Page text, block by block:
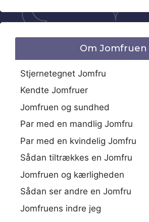
Om Jomfruen
Stjernetegnet Jomfru
Kendte Jomfruer
Jomfruen og sundhed
Par med en mandlig Jomfru
Par med en kvindelig Jomfru
Sådan tiltrækkes en Jomfru
Jomfruen og kærligheden
Sådan ser andre en Jomfru
Jomfruens indre jeg